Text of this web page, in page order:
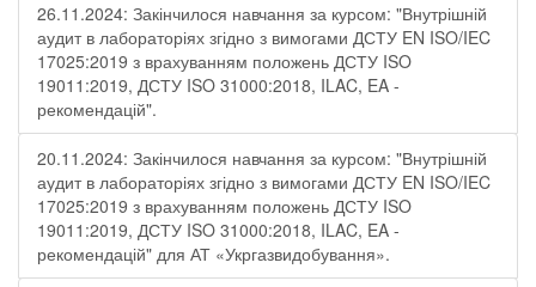
26.11.2024: Закінчилося навчання за курсом: "Внутрішній
аудит в лабораторіях згідно з вимогами ДСТУ EN ISO/IEC
17025:2019 з врахуванням положень ДСТУ ISO
19011:2019, ДСТУ ISO 31000:2018, ILAC, EA -
рекомендацій".
20.11.2024: Закінчилося навчання за курсом: "Внутрішній
аудит в лабораторіях згідно з вимогами ДСТУ EN ISO/IEC
17025:2019 з врахуванням положень ДСТУ ISO
19011:2019, ДСТУ ISO 31000:2018, ILAC, EA -
рекомендацій" для АТ «Укргазвидобування».